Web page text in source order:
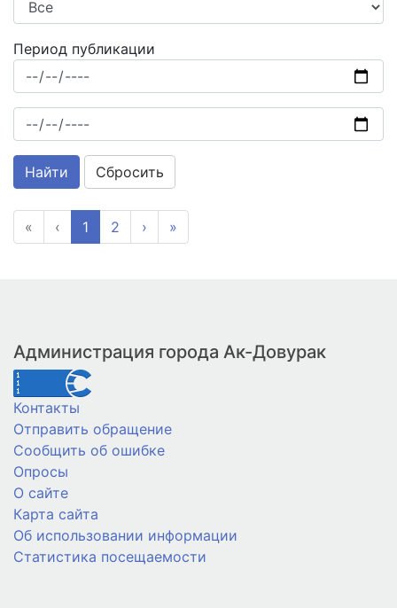
Период публикации
Сбросить
« ‹ 1 2 › »
Администрация города Ак-Довурак
Контакты
Отправить обращение
Сообщить об ошибке
Опросы
О сайте
Карта сайта
Об использовании информации
Статистика посещаемости